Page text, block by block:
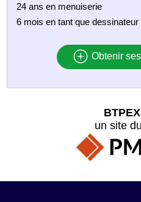
24 ans en menuiserie
6 mois en tant que
Obtenir
un site